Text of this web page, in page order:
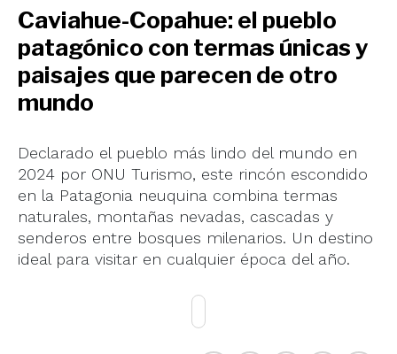
Caviahue-Copahue: el pueblo
patagónico con termas únicas y
paisajes que parecen de otro
mundo
Declarado el pueblo más lindo del mundo en
2024 por ONU Turismo, este rincón escondido
en la Patagonia neuquina combina termas
naturales, montañas nevadas, cascadas y
senderos entre bosques milenarios. Un destino
ideal para visitar en cualquier época del año.